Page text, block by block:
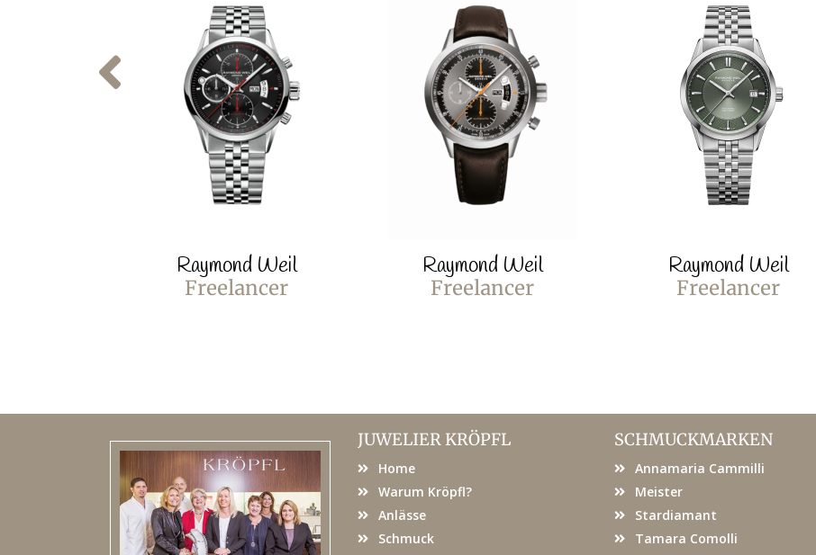
Raymond Weil
Freelancer
Raymond Weil
Freelancer
Raymond Weil
Freelancer
JUWELIER KRÖPFL
Home
Warum Kröpfl?
Anlässe
Schmuck
SCHMUCKMARKEN
Annamaria Cammilli
Meister
Stardiamant
Tamara Comolli